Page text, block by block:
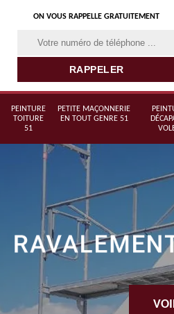
ON VOUS RAPPELLE GRATUITEMENT
PEINTURE
TOITURE
51
PETITE MAÇONNERIE
EN TOUT GENRE 51